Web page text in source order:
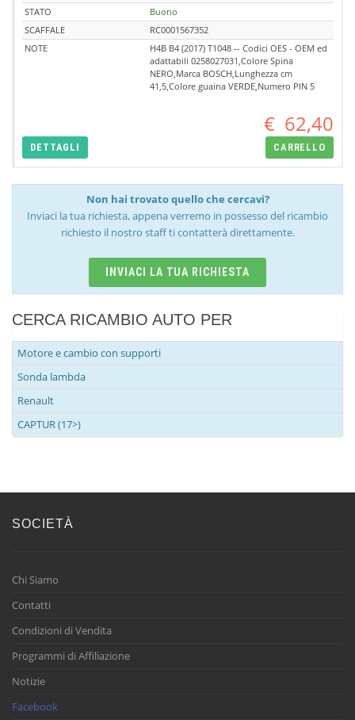
STATO
Buono
SCAFFALE
RC0001567352
NOTE
H4B B4 (2017) T1048 -- Codici OES - OEM ed
adattabili 0258027031,Colore Spina
NERO,Marca BOSCH,Lunghezza cm
41,5,Colore guaina VERDE,Numero PIN 5
€ 62,40
DETTAGLI CARRELLO
Non hai trovato quello che cercavi?
Inviaci la tua richiesta, appena verremo in possesso del ricambio
richiesto il nostro staff ti contatterà direttamente.
INVIACI LA TUA RICHIESTA
CERCA RICAMBIO AUTO PER
Motore e cambio con supporti
Sonda lambda
Renault
CAPTUR (17>)
SOCIETÀ
Chi Siamo
Contatti
Condizioni di Vendita
Programmi di Affiliazione
Notizie
Facebook